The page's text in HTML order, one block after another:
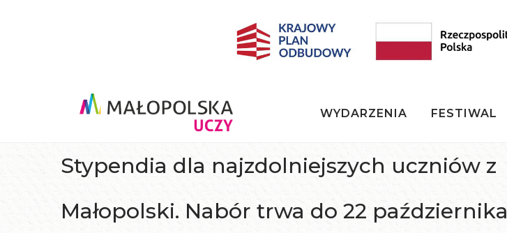
WYDARZENIA FESTIWAL
Stypendia dla najzdolniejszych uczniów z
Małopolski. Nabór trwa do 22 października